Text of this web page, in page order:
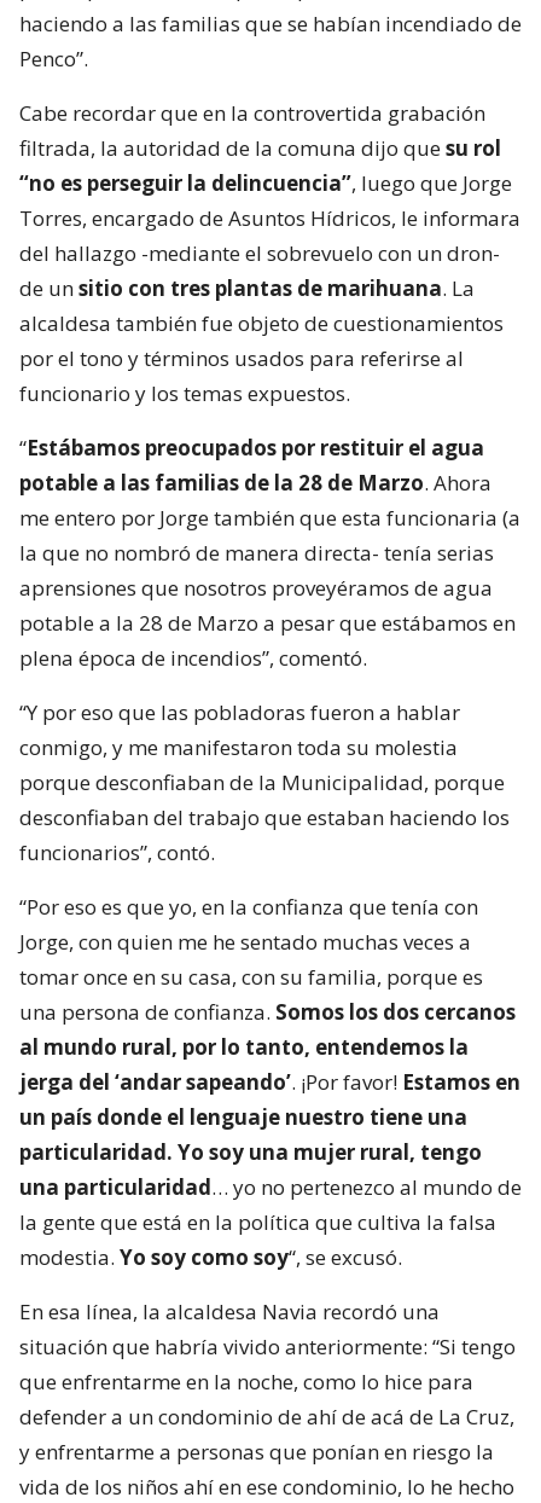
haciendo a las familias que se habían incendiado de
Penco”.
Cabe recordar que en la controvertida grabación
filtrada, la autoridad de la comuna dijo quesu rol
“no es perseguir la delincuencia”, luego que Jorge
Torres, encargado de Asuntos Hídricos, le informara
del hallazgo -mediante el sobrevuelo con un dron-
de unsitio con tres plantas de marihuana. La
alcaldesa también fue objeto de cuestionamientos
por el tono y términos usados para referirse al
funcionario y los temas expuestos.
“Estábamos preocupados por restituir el agua
potable a las familias de la 28 de Marzo. Ahora
me entero por Jorge también que esta funcionaria (a
la que no nombró de manera directa- tenía serias
aprensiones que nosotros proveyéramos de agua
potable a la 28 de Marzo a pesar que estábamos en
plena época de incendios”, comentó.
“Y por eso que las pobladoras fueron a hablar
conmigo, y me manifestaron toda su molestia
porque desconfiaban de la Municipalidad, porque
desconfiaban del trabajo que estaban haciendo los
funcionarios”, contó.
“Por eso es que yo, en la confianza que tenía con
Jorge, con quien me he sentado muchas veces a
tomar once en su casa, con su familia, porque es
una persona de confianza. Somos los dos cercanos
al mundo rural, por lo tanto, entendemos la
jerga del ‘andar sapeando’. ¡Por favor! Estamos en
un país donde el lenguaje nuestro tiene una
particularidad. Yo soy una mujer rural, tengo
una particularidad… yo no pertenezco al mundo de
la gente que está en la política que cultiva la falsa
modestia. Yo soy como soy“, se excusó.
En esa línea, la alcaldesa Navia recordó una
situación que habría vivido anteriormente: “Si tengo
que enfrentarme en la noche, como lo hice para
defender a un condominio de ahí de acá de La Cruz,
y enfrentarme a personas que ponían en riesgo la
vida de los niños ahí en ese condominio, lo he hecho